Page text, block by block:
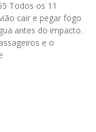
Todos os 11
cair e pegar fogo
antes do impacto.
e o